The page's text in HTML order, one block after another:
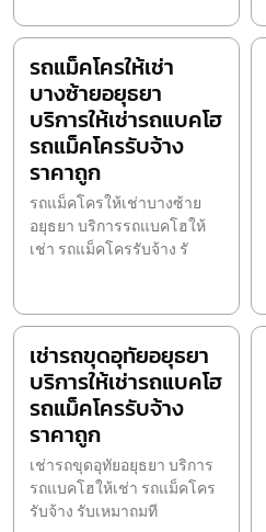
รถแม็คโครให้เช่า
บางซ้ายอยุธยา
บริการให้เช่ารถแบคโฮ
รถแม็คโครรับจ้าง
ราคาถูก
รถแม็คโครให้เช่าบางซ้าย
อยุธยา บริการรถแบคโฮให้
เช่า รถแม็คโครรับจ้าง รั
เช่ารถขุดอุทัยอยุธยา
บริการให้เช่ารถแบคโฮ
รถแม็คโครรับจ้าง
ราคาถูก
เช่ารถขุดอุทัยอยุธยา บริการ
รถแบคโฮให้เช่า รถแม็คโคร
รับจ้าง รับเหมาถมที